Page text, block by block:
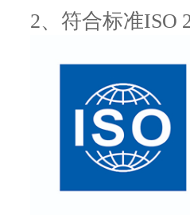
2、符合标准ISO